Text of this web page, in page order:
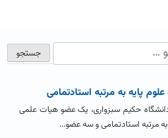
پایه به مرتبه استادتمامی
حکیم سبزواری، یک عضو هیات علمی
مرتبه استادتمامی و سه عضو...